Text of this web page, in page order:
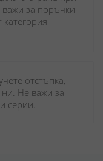
важи за поръчки
отстъпка,
Не важи за
серии.